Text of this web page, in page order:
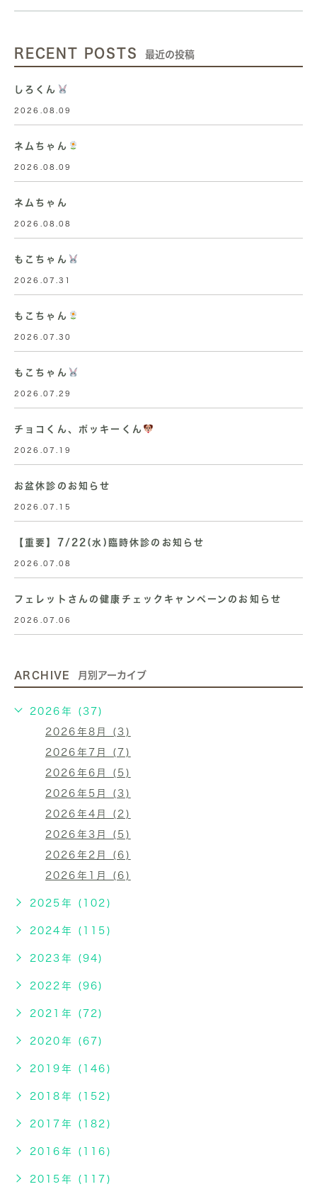
RECENT POSTS 最近の投稿
しろくん
2026.08.09
ネムちゃん
2026.08.09
ネムちゃん
2026.08.08
もこちゃん
2026.07.31
もこちゃん
2026.07.30
もこちゃん
2026.07.29
チョコくん、ポッキーくん
2026.07.19
お盆休診のお知らせ
2026.07.15
【重要】7/22(水)臨時休診のお知らせ
2026.07.08
フェレットさんの健康チェックキャンペーンのお知らせ
2026.07.06
ARCHIVE 月別アーカイブ
2026年 (37)
2026年8月 (3)
2026年7月 (7)
2026年6月 (5)
2026年5月 (3)
2026年4月 (2)
2026年3月 (5)
2026年2月 (6)
2026年1月 (6)
2025年 (102)
2024年 (115)
2023年 (94)
2022年 (96)
2021年 (72)
2020年 (67)
2019年 (146)
2018年 (152)
2017年 (182)
2016年 (116)
2015年 (117)